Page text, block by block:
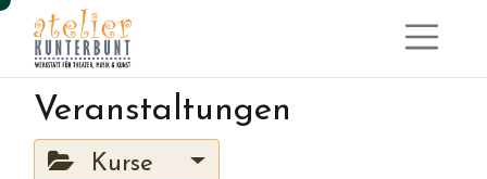
Veranstaltungen
Kurse